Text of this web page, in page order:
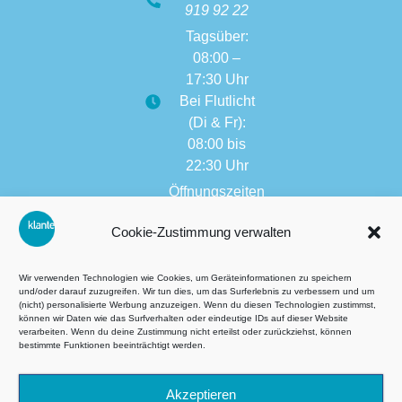
Cookie-Zustimmung verwalten
Wir verwenden Technologien wie Cookies, um Geräteinformationen zu speichern
und/oder darauf zuzugreifen. Wir tun dies, um das Surferlebnis zu verbessern und um
(nicht) personalisierte Werbung anzuzeigen. Wenn du diesen Technologien zustimmst,
können wir Daten wie das Surfverhalten oder eindeutige IDs auf dieser Website
verarbeiten. Wenn du deine Zustimmung nicht erteilst oder zurückziehst, können
bestimmte Funktionen beeinträchtigt werden.
Akzeptieren
919 92 22
Tagsüber:
08:00 –
17:30 Uhr
Bei Flutlicht
(Di & Fr):
08:00 bis
22:30 Uhr
Öffnungszeiten
Filialen:
17:30 Uhr
AGB´s
Datenschutzbestimmungen